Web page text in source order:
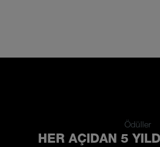
Ödüller
HER AÇIDAN 5